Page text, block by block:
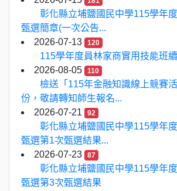
彰化縣立埔鹽國民中學115學年
甄選簡章(一次公告...
2026-07-13
120
115學年度員林家商實用技能班
2026-08-05
110
檢送「115年金融知識線上競賽
份，敬請轉知師生報名...
2026-07-21
92
彰化縣立埔鹽國民中學115學年
甄選第1次甄選結果...
2026-07-23
87
彰化縣立埔鹽國民中學115學年
甄選第3次甄選結果